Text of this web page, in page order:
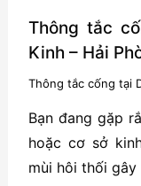
Thông tắc
Kinh – Hải
Thông tắc cống tại
Bạn đang gặp
hoặc cơ sở
mùi hôi thối